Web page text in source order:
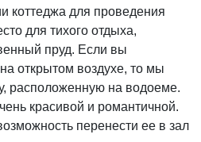
коттеджа для проведения
для тихого отдыха,
пруд. Если вы
открытом воздухе, то мы
расположенную на водоеме.
красивой и романтичной.
перенести ее в зал